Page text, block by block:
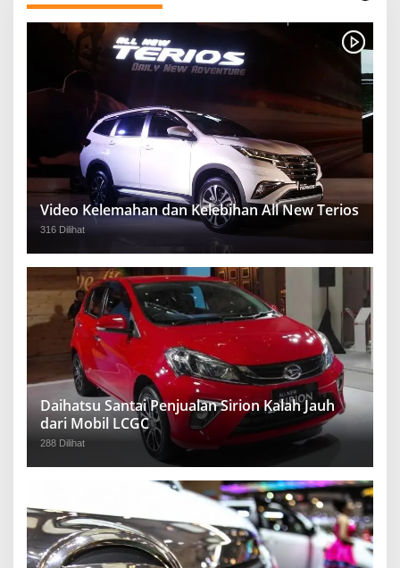
Video Kelemahan dan Kelebihan All New Terios
316 Dilihat
Daihatsu Santai Penjualan Sirion Kalah Jauh
dari Mobil LCGC
288 Dilihat